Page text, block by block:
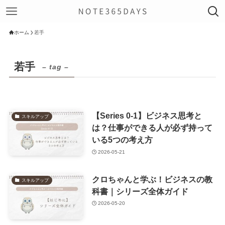
ホーム 若手
若手 – tag –
スキルアップ
【Series 0-1】ビジネス思考と
は？仕事ができる人が必ず持って
いる5つの考え方
2026-05-21
スキルアップ
クロちゃんと学ぶ！ビジネスの教
科書｜シリーズ全体ガイド
2026-05-20